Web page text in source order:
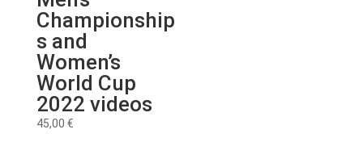
Championship
s and
Women’s
World Cup
2022 videos
45,00 €